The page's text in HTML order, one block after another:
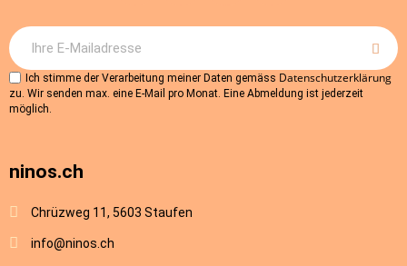
Ich stimme der Verarbeitung meiner Daten gemäss Datenschutzerklärung
zu. Wir senden max. eine E-Mail pro Monat. Eine Abmeldung ist jederzeit
möglich.
ninos.ch
Chrüzweg 11, 5603 Staufen
info@ninos.ch